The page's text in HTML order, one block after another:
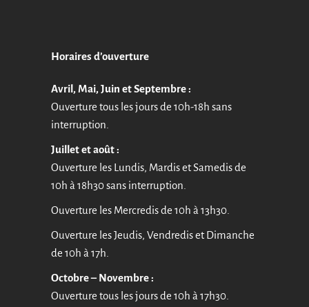
Horaires d’ouverture
Avril, Mai, Juin et Septembre :
Ouverture tous les jours de 10h-18h sans
interruption.
Juillet et août :
Ouverture les Lundis, Mardis et Samedis de
10h à 18h30 sans interruption.
Ouverture les Mercredis de 10h à 13h30.
Ouverture les Jeudis, Vendredis et Dimanche
de 10h à 17h.
Octobre – Novembre :
Ouverture tous les jours de 10h à 17h30.